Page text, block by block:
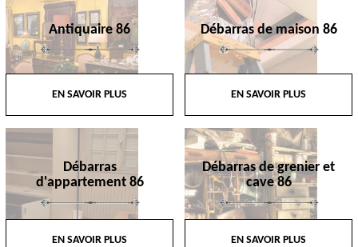
Antiquaire 86
EN SAVOIR PLUS
Débarras de maison 86
EN SAVOIR PLUS
Débarras
d'appartement 86
EN SAVOIR PLUS
Débarras de grenier et
cave 86
EN SAVOIR PLUS